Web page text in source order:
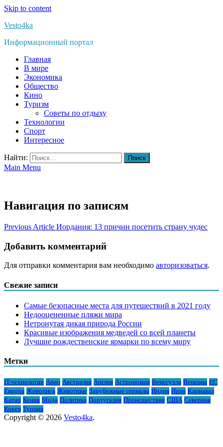
Skip to content
Vesto4ka
Информационный портал
Главная
В мире
Экономика
Общество
Кино
Туризм
Советы по отдыху
Технологии
Спорт
Интересное
Найти:
Main Menu
Навигация по записям
Previous Article Иордания: 13 причин посетить страну чудес
Добавить комментарий
Для отправки комментария вам необходимо авторизоваться.
Свежие записи
Самые безопасные места для путешествий в 2021 году
Недооцененные пляжи мира
Нетронутая дикая природа России
Красивые изображения медведей со всей планеты
Лучшие рождественские ярмарки по всему миру
Метки
IT-технологии Авио Австралия Англия Астрономия Венесуэла Венеция ЕС
Европа Живопись Животные Зарубежные сериалы Индия Иран Карнавал
Катар Кения Мода Политика Португалия Происшествия США Северная
Корея Турция
Copyright © 2026 Vesto4ka.